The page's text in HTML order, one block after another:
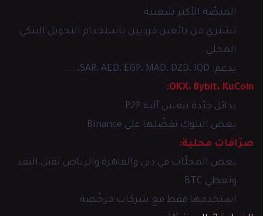
المنصّة الأكثر شعبية
تشتري من بائعين فرديين باستخدام التحويل البنكي
المحلي
يدعم: SAR، AED، EGP، MAD، DZD، IQD، ...
OKX، Bybit، KuCoin:
بدائل جيّدة بنفس آلية P2P
بعض البنوك تفضّلها على Binance
صرّافات محلية:
بعض المحلّات في دبي والقاهرة والرياض تقبل النقد
وتعطي BTC
استخدمها فقط مع شركات مرخّصة